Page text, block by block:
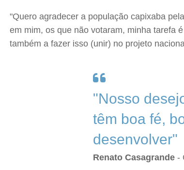
"Quero agradecer a população capixaba
em mim, os que não votaram, minha tarefa
também a fazer isso (unir) no projeto
"Nosso
têm boa fé,
desenvolver"
Renato Casagrande -